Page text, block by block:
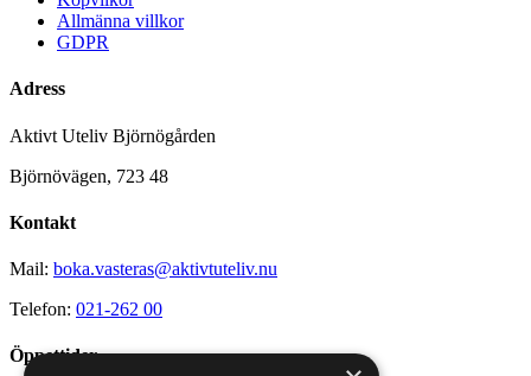
Allmänna villkor
GDPR
Adress
Aktivt Uteliv Björnögården
Björnövägen, 723 48
Kontakt
Mail: boka.vasteras@aktivtuteliv.nu
Telefon: 021-262 00
Öppettider